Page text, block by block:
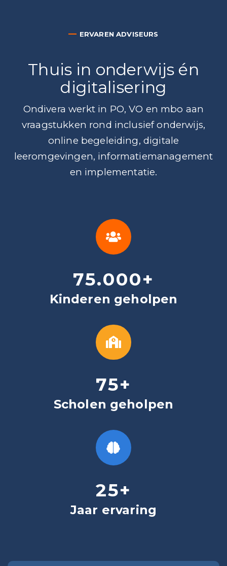
— ERVAREN ADVISEURS
Thuis in onderwijs én
digitalisering
Ondivera werkt in PO, VO en mbo aan
vraagstukken rond inclusief onderwijs,
online begeleiding, digitale
leeromgevingen, informatiemanagement
en implementatie.
75.000+
Kinderen geholpen
75+
Scholen geholpen
25+
Jaar ervaring